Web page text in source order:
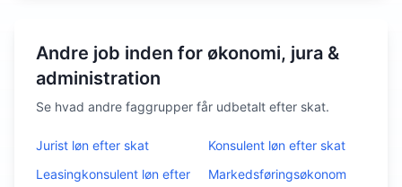
Andre job inden for økonomi, jura &
administration
Se hvad andre faggrupper får udbetalt efter skat.
Jurist løn efter skat Konsulent løn efter skat
Leasingkonsulent løn efter
Markedsføringsøkonom